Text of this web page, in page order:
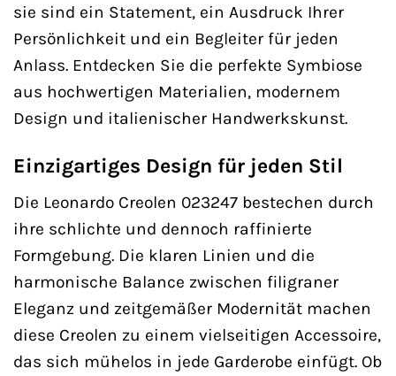
sie sind ein Statement, ein Ausdruck Ihrer
Persönlichkeit und ein Begleiter für jeden
Anlass. Entdecken Sie die perfekte Symbiose
aus hochwertigen Materialien, modernem
Design und italienischer Handwerkskunst.
Einzigartiges Design für jeden Stil
Die Leonardo Creolen 023247 bestechen durch
ihre schlichte und dennoch raffinierte
Formgebung. Die klaren Linien und die
harmonische Balance zwischen filigraner
Eleganz und zeitgemäßer Modernität machen
diese Creolen zu einem vielseitigen Accessoire,
das sich mühelos in jede Garderobe einfügt. Ob